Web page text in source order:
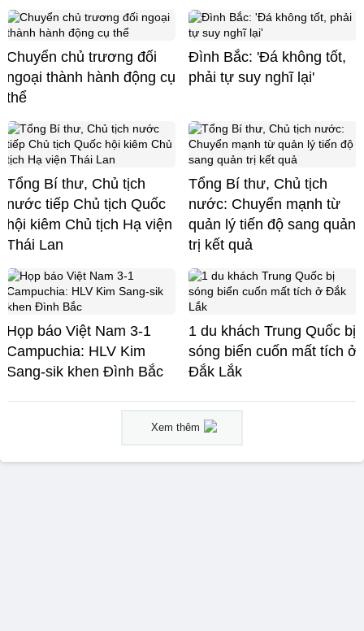
Chuyển chủ trương đối
ngoại thành hành động cụ
thể
Đình Bắc: 'Đá không tốt,
phải tự suy nghĩ lại'
Tổng Bí thư, Chủ tịch
nước tiếp Chủ tịch Quốc
hội kiêm Chủ tịch Hạ viện
Thái Lan
Tổng Bí thư, Chủ tịch
nước: Chuyển mạnh từ
quản lý tiến độ sang quản
trị kết quả
Họp báo Việt Nam 3-1
Campuchia: HLV Kim
Sang-sik khen Đình Bắc
1 du khách Trung Quốc bị
sóng biển cuốn mất tích ở
Đắk Lắk
Xem thêm